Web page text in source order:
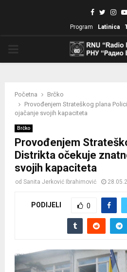
Facebook
Twitter
Program Latinica
Početna
Brčko
Provođenjem Strateškog plana
ojačanje svojih kapaciteta
Brčko
Provođenjem
Distrikta očekuje
svojih kapaciteta
od Sanita Jerković Ibrahimović
PODIJELI 0